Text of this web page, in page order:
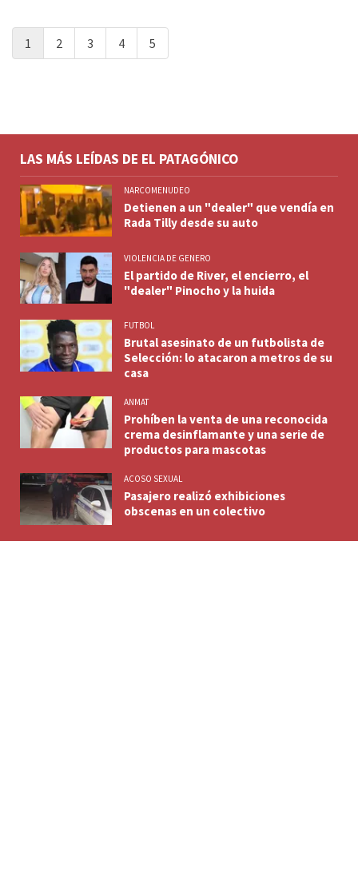
1 2 3 4 5
LAS MÁS LEÍDAS DE EL PATAGÓNICO
NARCOMENUDEO
Detienen a un "dealer" que vendía en
Rada Tilly desde su auto
VIOLENCIA DE GENERO
El partido de River, el encierro, el
"dealer" Pinocho y la huida
FUTBOL
Brutal asesinato de un futbolista de
Selección: lo atacaron a metros de su
casa
ANMAT
Prohíben la venta de una reconocida
crema desinflamante y una serie de
productos para mascotas
ACOSO SEXUAL
Pasajero realizó exhibiciones
obscenas en un colectivo